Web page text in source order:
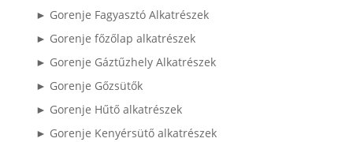
► Gorenje Fagyasztó Alkatrészek
► Gorenje főzőlap alkatrészek
► Gorenje Gáztűzhely Alkatrészek
► Gorenje Gőzsütők
► Gorenje Hűtő alkatrészek
► Gorenje Kenyérsütő alkatrészek